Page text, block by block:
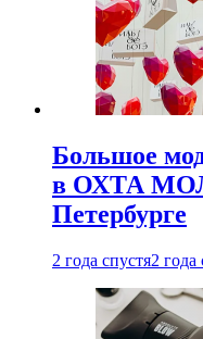
Большое
в ОХТА
Петербурге
2 года спустя2 года